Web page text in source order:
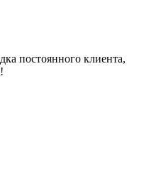
постоянного клиента,